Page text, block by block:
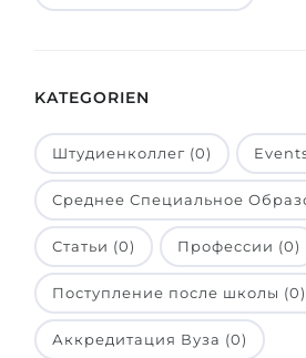
BERATUNG!
KATEGORIEN
Штудиенколлег (0)
Среднее Специальное
Статьи (0) Профессии (0)
Поступление после школы (0)
Аккредитация Вуза (0)